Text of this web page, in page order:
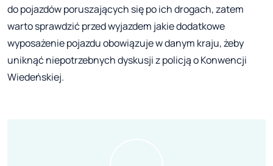
do pojazdów poruszających się po ich drogach, zatem
warto sprawdzić przed wyjazdem jakie dodatkowe
wyposażenie pojazdu obowiązuje w danym kraju, żeby
uniknąć niepotrzebnych dyskusji z policją o Konwencji
Wiedeńskiej.